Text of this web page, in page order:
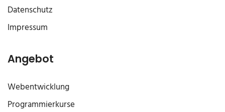
Datenschutz
Impressum
Angebot
Webentwicklung
Programmierkurse